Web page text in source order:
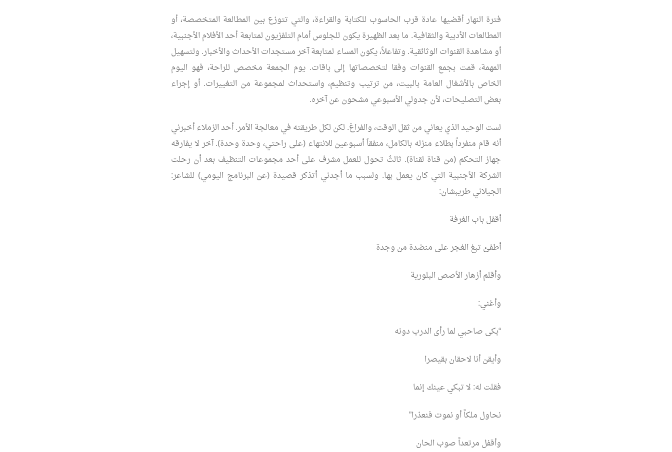
فترة النهار أقضيها عادة قرب الحاسوب للكتابة والقراءة، والتي تتوزع بين المطالعة المتخصصة، أو
المطالعات الأدبية والثقافية. ما بعد الظهيرة يكون للجلوس أمام التلفزيون لمتابعة أحد الأفلام الأجنبية،
أو مشاهدة القنوات الوثائقية. وتفاعلاً، يكون المساء لمتابعة آخر مستجدات الأحداث والأخبار. ولتسهيل
المهمة، قمت بجمع القنوات وفقا لتخصصاتها إلى باقات. يوم الجمعة مخصص للراحة، فهو اليوم
الخاص بالأشغال العامة بالبيت، من ترتيب وتنظيم، واستحداث لمجموعة من التغييرات. أو إجراء
بعض التصليحات، لأن جدولي الأسبوعي مشحون عن آخره.
لست الوحيد الذي يعاني من ثقل الوقت، والفراغ. لكن لكل طريقته في معالجة الأمر. أحد الزملاء أخبرني
أنه قام منفرداً بطلاء منزله بالكامل، منفقاُ أسبوعين للانتهاء (على راحتي، وحدة وحدة). آخر لا يفارقه
جهاز التحكم (من قناة لقناة). ثالثٌ تحول للعمل مشرف على أحد مجموعات التنظيف بعد أن رحلت
الشركة الأجنبية التي كان يعمل بها. ولسبب ما أجدني أتذكر قصيدة (عن البرنامج اليومي) للشاعر:
الجيلاني طريبشان:
أقفل باب الغرفة
أطفئ تبغ الغجر على منضدة من وجدة
وأقلم أزهار الأصص البلورية
وأغني:
“بكى صاحبي لما رأى الدرب دونه
وأيقن أنا لاحقان بقيصرا
فقلت له: لا تبكي عينك إنما
نحاول ملكاً أو نموت فنعذرا”
وأقفل مرتعداً صوب الحان